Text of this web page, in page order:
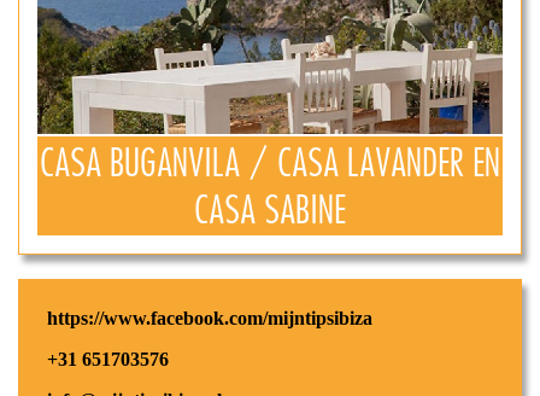
CASA BUGANVILA / CASA LAVANDER EN
CASA SABINE
https://www.facebook.com/mijntipsibiza
+31 651703576